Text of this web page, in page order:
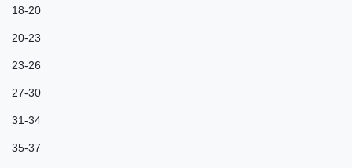
18-20
20-23
23-26
27-30
31-34
35-37